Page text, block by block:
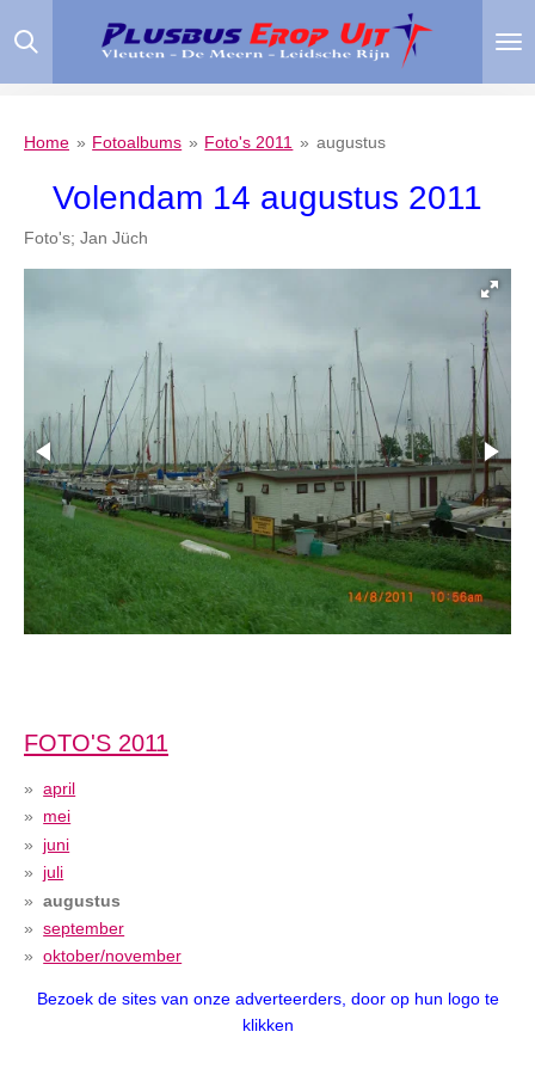
direct
Home » Fotoalbums » Foto's 2011 » augustus
Volendam 14 augustus 2011
Foto's; Jan Jüch
FOTO'S 2011
april
mei
juni
juli
augustus
september
oktober/november
Bezoek de sites van onze adverteerders, door op hun logo te
klikken